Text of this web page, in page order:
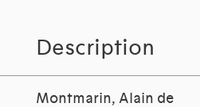
Description
Montmarin, Alain de